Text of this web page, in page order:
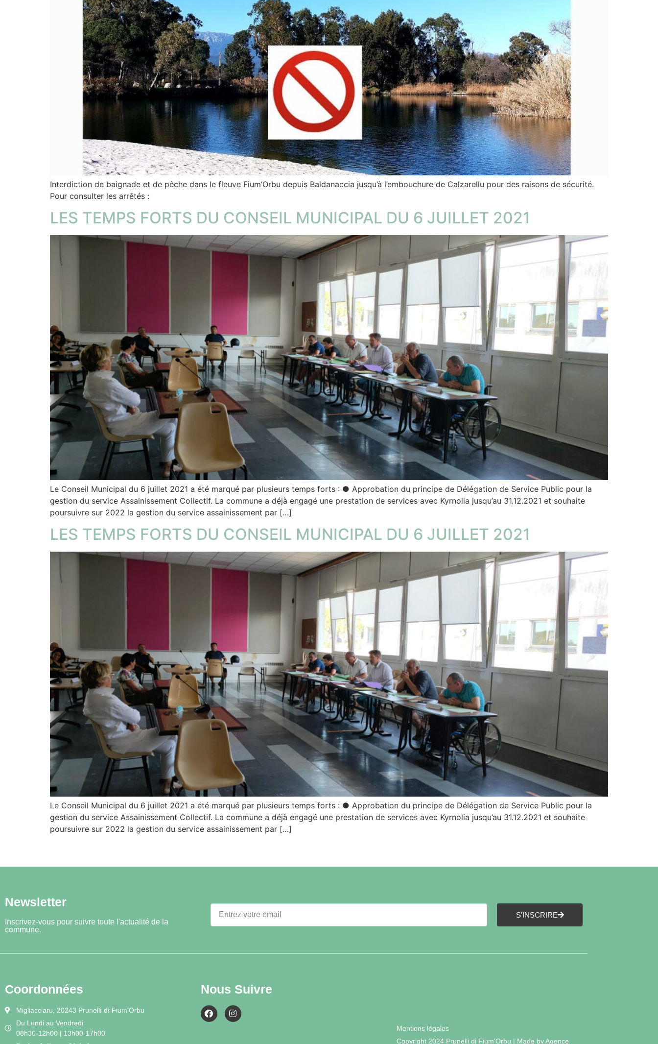
Interdiction de baignade et de pêche dans le fleuve Fium’Orbu depuis Baldanaccia jusqu’à l’embouchure de Calzarellu pour des raisons de sécurité.
Pour consulter les arrêtés :
LES TEMPS FORTS DU CONSEIL MUNICIPAL DU 6 JUILLET 2021
Le Conseil Municipal du 6 juillet 2021 a été marqué par plusieurs temps forts : ● Approbation du principe de Délégation de Service Public pour la
gestion du service Assainissement Collectif. La commune a déjà engagé une prestation de services avec Kyrnolia jusqu’au 31.12.2021 et souhaite
poursuivre sur 2022 la gestion du service assainissement par […]
LES TEMPS FORTS DU CONSEIL MUNICIPAL DU 6 JUILLET 2021
Le Conseil Municipal du 6 juillet 2021 a été marqué par plusieurs temps forts : ● Approbation du principe de Délégation de Service Public pour la
gestion du service Assainissement Collectif. La commune a déjà engagé une prestation de services avec Kyrnolia jusqu’au 31.12.2021 et souhaite
poursuivre sur 2022 la gestion du service assainissement par […]
Newsletter
Inscrivez-vous pour suivre toute l'actualité de la
commune.
S'INSCRIRE
Coordonnées
Migliacciaru, 20243 Prunelli-di-Fium'Orbu
Du Lundi au Vendredi
08h30-12h00 | 13h00-17h00
Nous Suivre
Mentions légales
Copyright 2024 Prunelli di Fium'Orbu | Made by Agence